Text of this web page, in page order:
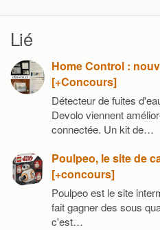
Lié
Home Control :
[+Concours]
Détecteur de fuites
Devolo viennent
connectée. Un kit de…
Poulpeo, le site de
[+concours]
Poulpeo est le site
fait gagner des sous
c'est…